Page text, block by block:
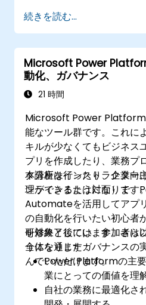
続きを読む...
Microsoft Power
動化、ガバナンス
21 時間
Microsoft Power Platform
能なツール群です。これに
キルが少なくてもビジネス
プリを作成したり、業務プ
タ分析を行ったり、企業向
理ができるようになります
本講座はインストラクター
ンラインまたは対面）で
Automateを活用してアプ
の自動化を行いたい初心者
を対象としています。さ
全体を通じたガバナンスの
んでいただけます。
研修終了後には、参加者は
うになります：
Power Platformの主
業にとっての価値を理
自社の業務に最適化さ